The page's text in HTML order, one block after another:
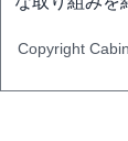
Copyright